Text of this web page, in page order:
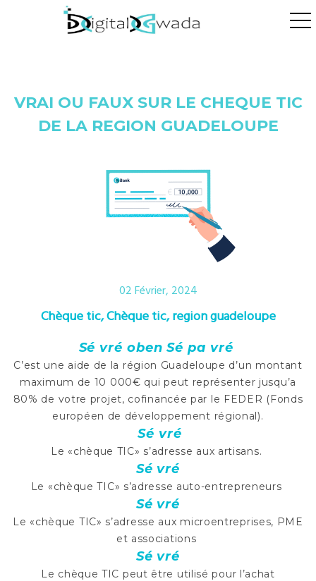
VRAI OU FAUX SUR LE CHEQUE TIC
DE LA REGION GUADELOUPE
02 Février, 2024
Chèque tic, Chèque tic, region guadeloupe
Sé vré oben Sé pa vré
C’est une aide de la région Guadeloupe d’un montant
maximum de 10 000€ qui peut représenter jusqu’a
80% de votre projet, cofinancée par le FEDER (Fonds
européen de développement régional).
Sé vré
Le «chèque TIC» s’adresse aux artisans.
Sé vré
Le «chèque TIC» s’adresse auto-entrepreneurs
Sé vré
Le «chèque TIC» s’adresse aux microentreprises, PME
et associations
Sé vré
Le chèque TIC peut être utilisé pour l’achat